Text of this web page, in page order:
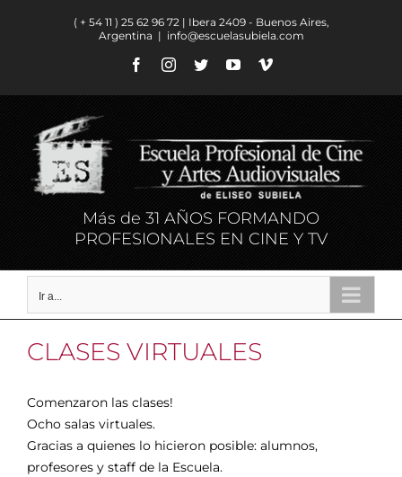
( + 54 11 ) ​25 62 96 72 | Ibera 2409 - Buenos Aires,
Argentina | info@escuelasubiela.com
FacebookInstagram
TwitterYouTubeVimeo
Más de 31 AÑOS FORMANDO
PROFESIONALES EN CINE Y TV
Ir a...
CLASES VIRTUALES
Comenzaron las clases!
Ocho salas virtuales.
Gracias a quienes lo hicieron posible: alumnos,
profesores y staff de la Escuela.